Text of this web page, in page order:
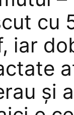
cu
iar
și